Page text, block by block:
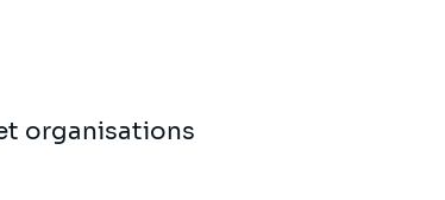
organisations